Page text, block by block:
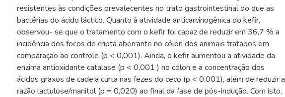
resistentes às condições prevalecentes no trato gastrointestinal do que as
bactérias do ácido láctico. Quanto à atividade anticarcinogênica do kefir,
observou- se que o tratamento com o kefir foi capaz de reduzir em 36,7 % a
incidência dos focos de cripta aberrante no cólon dos animais tratados em
comparação ao controle (p < 0,001). Ainda, o kefir aumentou a atividade da
enzima antioxidante catalase (p < 0,001 ) no cólon e a concentração dos
ácidos graxos de cadeia curta nas fezes do ceco (p < 0,001), além de reduzir a
razão lactulose/manitol (p = 0,020) ao final da fase de pós-indução. Com isto,